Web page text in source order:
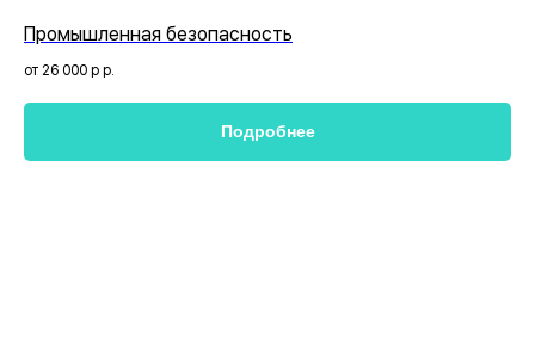
Промышленная безопасность
от 26 000 р р.
Подробнее